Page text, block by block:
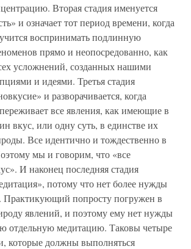
Вторая стадия именуется
и означает тот период времени, когда
воспринимать подлинную
прямо и неопосредованно, как
усложнений, созданных нашими
и идеями. Третья стадия
и разворачивается, когда
все явления, как имеющие в
вкус, или одну суть, в единстве их
Все идентично и тождественно в
мы и говорим, что «все
И наконец последняя стадия
потому что нет более нужды
Практикующий попросту погружен в
явлений, и поэтому ему нет нужды
отдельную медитацию. Таковы четыре
которые должны выполняться